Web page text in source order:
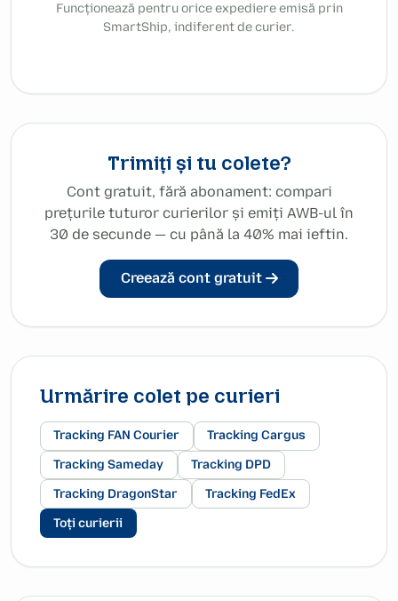
Funcționează pentru orice expediere emisă prin
SmartShip, indiferent de curier.
Trimiți și tu colete?
Cont gratuit, fără abonament: compari
prețurile tuturor curierilor și emiți AWB-ul în
30 de secunde — cu până la 40% mai ieftin.
Creează cont gratuit
Urmărire colet pe curieri
Tracking FAN Courier
Tracking Cargus
Tracking Sameday
Tracking DPD
Tracking DragonStar
Tracking FedEx
Toți curierii